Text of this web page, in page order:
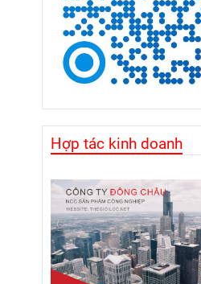
Hợp tác kinh doanh